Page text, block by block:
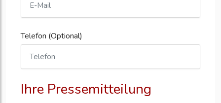
Telefon (Optional)
Ihre Pressemitteilung